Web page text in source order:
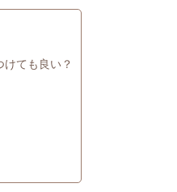
ても良い？